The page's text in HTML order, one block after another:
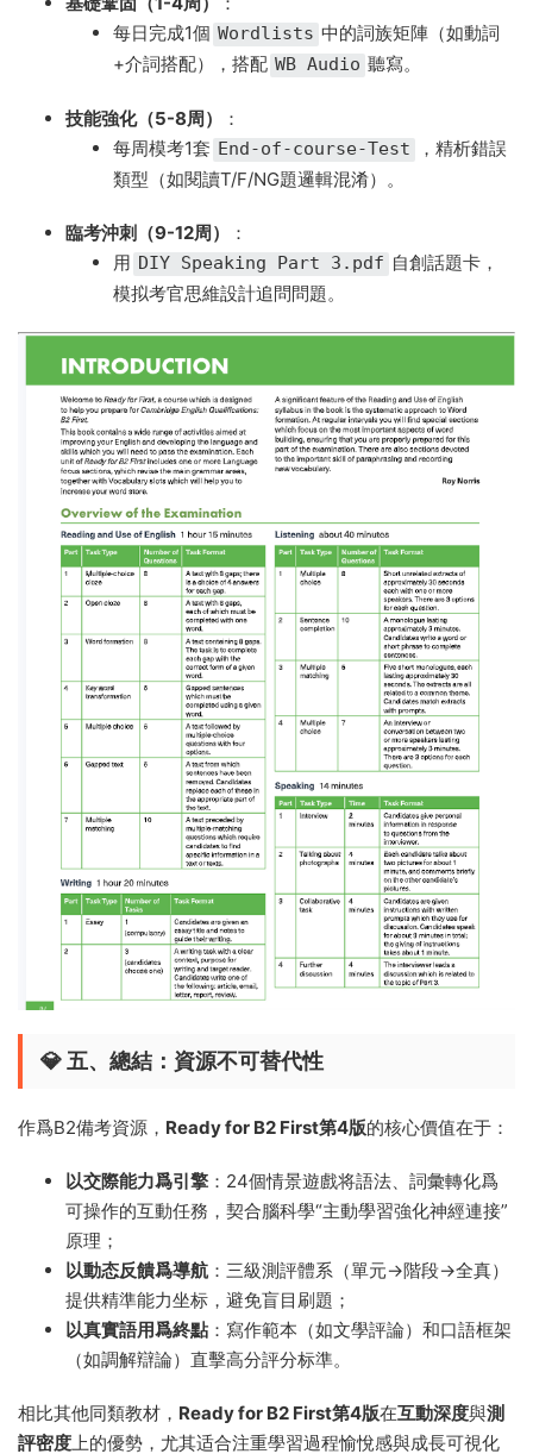
每日完成1個 Wordlists 中的詞族矩陣（如動詞
+介詞搭配），搭配 WB Audio 聽寫。
技能強化（5-8周）​
​：
每周模考1套 End-of-course-Test
，精析錯誤
類型（如閱讀T/F/NG題邏輯混淆）。
臨考沖刺（9-12周）​
​：
用 DIY Speaking Part 3.pdf 自創話題卡，
模拟考官思維設計追問問題。
💎 ​ 五、總結：資源不可替代性
作爲B2備考資源，​ Ready for B2 First第4版的核心價值在于：
以交際能力爲引擎 ​：24個情景遊戲将語法、詞彙轉化爲
可操作的互動任務，契合腦科學“主動學習強化神經連接”
原理；
以動态反饋爲導航 ​：三級測評體系（單元→階段→全真）
提供精準能力坐标，避免盲目刷題；
以真實語用爲終點 ​：寫作範本（如文學評論）和口語框架
（如調解辯論）直擊高分評分标準。
相比其他同類教材， Ready for B2 First第4版在互動深度與測
評密度 上的優勢，尤其适合注重學習過程愉悅感與成長可視化